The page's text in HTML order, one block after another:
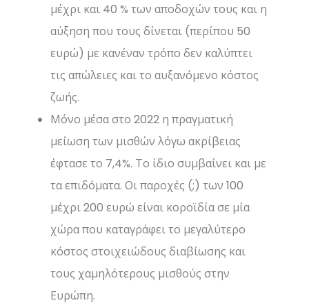
μέχρι και 40 % των αποδοχών τους και η
αύξηση που τους δίνεται (περίπου 50
ευρώ) με κανέναν τρόπο δεν καλύπτει
τις απώλειες και το αυξανόμενο κόστος
ζωής.
Μόνο μέσα στο 2022 η πραγματική
μείωση των μισθών λόγω ακρίβειας
έφτασε το 7,4%. Το ίδιο συμβαίνει και με
τα επιδόματα. Οι παροχές (;) των 100
μέχρι 200 ευρώ είναι κοροϊδία σε μία
χώρα που καταγράφει το μεγαλύτερο
κόστος στοιχειώδους διαβίωσης και
τους χαμηλότερους μισθούς στην
Ευρώπη.